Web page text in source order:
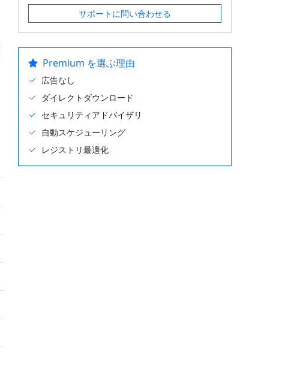
サポートに問い合わせる
Premium を選ぶ理由
広告なし
ダイレクトダウンロード
セキュリティアドバイザリ
自動スケジューリング
レジストリ最適化